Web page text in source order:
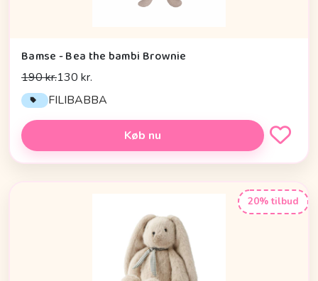
Bamse - Bea the bambi Brownie
190 kr.130 kr.
FILIBABBA
Køb nu
20% tilbud